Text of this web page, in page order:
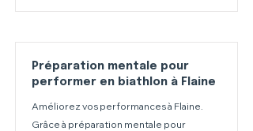
Préparation mentale pour
performer en biathlon à Flaine
Améliorez vos performances à Flaine.
Grâce à préparation mentale pour